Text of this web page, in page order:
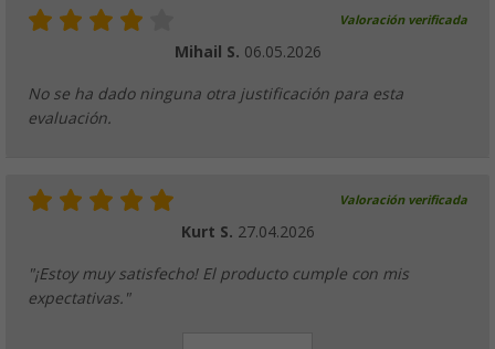
Valoración verificada
Mihail S. 06.05.2026
No se ha dado ninguna otra justificación para esta
evaluación.
Valoración verificada
Kurt S. 27.04.2026
"¡Estoy muy satisfecho! El producto cumple con mis
expectativas."